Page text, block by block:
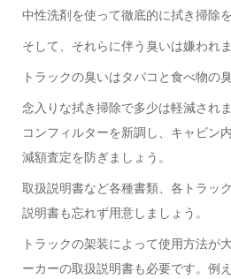
中性洗剤を使って徹底的に拭き掃除
そして、それらに伴う臭いは嫌われま
トラックの臭いはタバコと食べ物の臭
念入りな拭き掃除で多少は軽減され
コンフィルターを新調し、キャビン
減額査定を防ぎましょう。
取扱説明書など各種書類、各トラッ
説明書も忘れず用意しましょう。
トラックの架装によって使用方法が
ーカーの取扱説明書も必要です。例